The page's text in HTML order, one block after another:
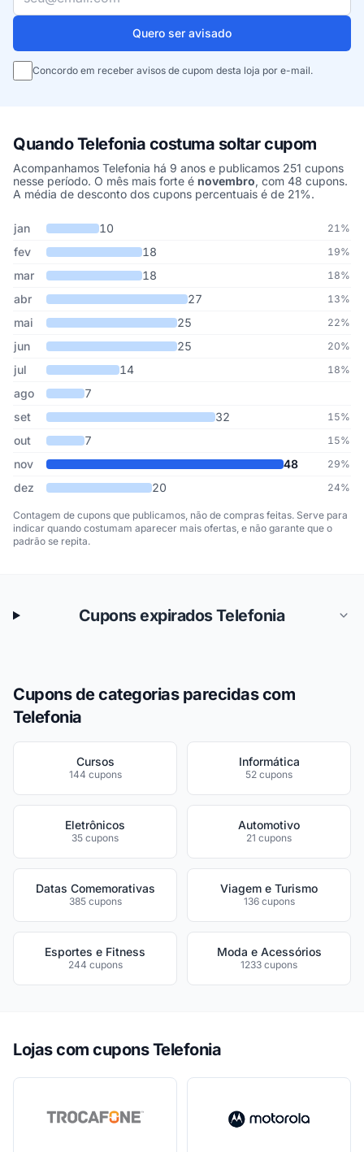
Quero ser avisado
Concordo em receber avisos de cupom desta loja por e-mail.
Quando Telefonia costuma soltar cupom
Acompanhamos Telefonia há 9 anos e publicamos 251 cupons
nesse período. O mês mais forte é novembro, com 48 cupons.
A média de desconto dos cupons percentuais é de 21%.
Cupons de Telefonia publicados por mês, somando os últimos 9
Mês Cupons publicados
jan 10 21%
fev 18 19%
mar 18 18%
abr 27 13%
mai 25 22%
jun 25 20%
jul 14 18%
ago
7
set
32 15%
out 7 15%
nov 48 29%
dez 20 24%
Contagem de cupons que publicamos, não de compras feitas. Serve para
indicar quando costumam aparecer mais ofertas, e não garante que o
padrão se repita.
Cupons expirados Telefonia
Cupons de categorias parecidas com
Telefonia
Cursos
144 cupons
Informática
52 cupons
Eletrônicos
35 cupons
Automotivo
21 cupons
Datas Comemorativas
385 cupons
Viagem e Turismo
136 cupons
Esportes e Fitness
244 cupons
Moda e Acessórios
1233 cupons
Lojas com cupons Telefonia